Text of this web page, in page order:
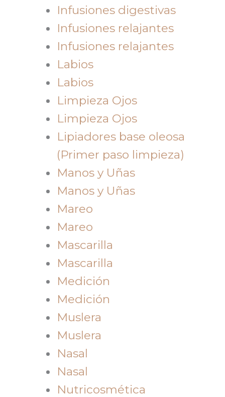
Infusiones digestivas
Infusiones relajantes
Infusiones relajantes
Labios
Labios
Limpieza Ojos
Limpieza Ojos
Lipiadores base oleosa
(Primer paso limpieza)
Manos y Uñas
Manos y Uñas
Mareo
Mareo
Mascarilla
Mascarilla
Medición
Medición
Muslera
Muslera
Nasal
Nasal
Nutricosmética